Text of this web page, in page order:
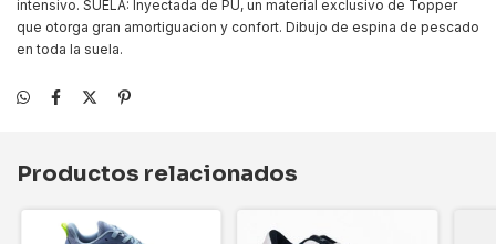
intensivo. SUELA: Inyectada de PU, un material exclusivo de Topper
que otorga gran amortiguacion y confort. Dibujo de espina de pescado
en toda la suela.
Productos relacionados